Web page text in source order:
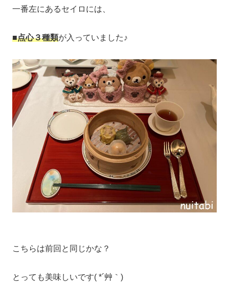
一番左にあるセイロには、
■点心３種類が入っていました♪
こちらは前回と同じかな？
とっても美味しいです( *´艸｀)